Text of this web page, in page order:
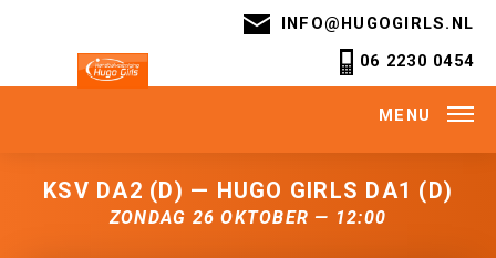
INFO@HUGOGIRLS.NL
06 2230 0454
MENU
KSV DA2 (D) — HUGO GIRLS DA1 (D)
ZONDAG 26 OKTOBER — 12:00